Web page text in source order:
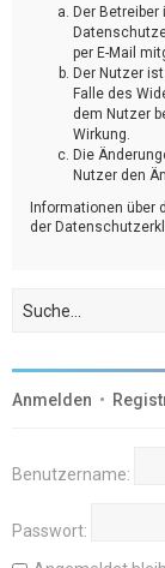
Der
per E-Mail
Der Nutzer
Falle des
dem Nutzer
Wirkung.
Die
Nutzer den
Informationen über
der
Anmelden •
Benutzername:
Passwort: